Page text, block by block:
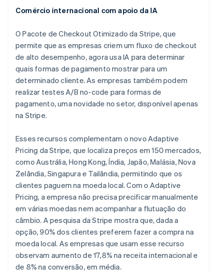
Comércio internacional com apoio da IA
O Pacote de Checkout Otimizado da Stripe, que
permite que as empresas criem um fluxo de checkout
de alto desempenho, agora usa IA para determinar
quais formas de pagamento mostrar para um
determinado cliente. As empresas também podem
realizar testes A/B no-code para formas de
pagamento, uma novidade no setor, disponível apenas
na Stripe.
Esses recursos complementam o novo Adaptive
Pricing da Stripe, que localiza preços em 150 mercados,
como Austrália, Hong Kong, Índia, Japão, Malásia, Nova
Zelândia, Singapura e Tailândia, permitindo que os
clientes paguem na moeda local. Com o Adaptive
Pricing, a empresa não precisa precificar manualmente
em várias moedas nem acompanhar a flutuação do
câmbio. A pesquisa da Stripe mostra que, dada a
opção, 90% dos clientes preferem fazer a compra na
moeda local. As empresas que usam esse recurso
observam aumento de 17,8% na receita internacional e
de 8% na conversão, em média.